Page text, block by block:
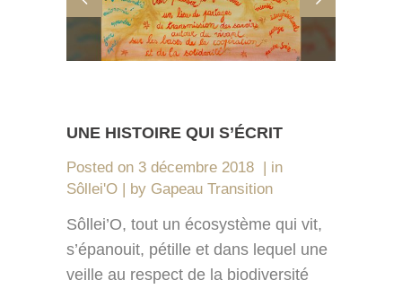
UNE HISTOIRE QUI S’ÉCRIT
Posted on 3 décembre 2018
in
Sôllei'O
by Gapeau Transition
Sôllei’O, tout un écosystème qui vit,
s’épanouit, pétille et dans lequel une
veille au respect de la biodiversité